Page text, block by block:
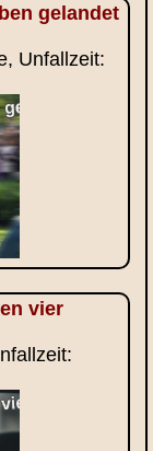
gelandet
Unfallzeit:
vier